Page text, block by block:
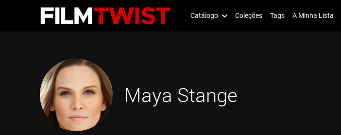
Catálogo Coleções Tags A Minha Lista
Maya Stange